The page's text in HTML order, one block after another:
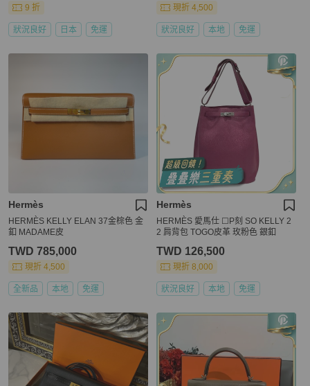
9 折
狀況良好 日本 免運
現折 4,500
狀況良好 本地 免運
Hermès
HERMÈS KELLY ELAN 37金棕色 金
釦 MADAME皮
TWD 785,000
現折 4,500
全新品 本地 免運
Hermès
HERMÈS 愛馬仕 ☐P刻 SO KELLY 2
2 肩背包 TOGO皮革 玫粉色 銀釦
TWD 126,500
現折 8,000
狀況良好 本地 免運